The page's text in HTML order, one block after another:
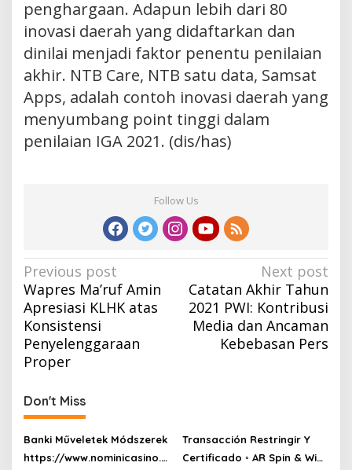
penghargaan. Adapun lebih dari 80
inovasi daerah yang didaftarkan dan
dinilai menjadi faktor penentu penilaian
akhir. NTB Care, NTB satu data, Samsat
Apps, adalah contoh inovasi daerah yang
menyumbang point tinggi dalam
penilaian IGA 2021. (dis/has)
Follow Us
Post
navigation
Previous post
Wapres Ma’ruf Amin
Apresiasi KLHK atas
Konsistensi
Penyelenggaraan
Proper
Next post
Catatan Akhir Tahun
2021 PWI: Kontribusi
Media dan Ancaman
Kebebasan Pers
Don't Miss
Banki Műveletek Módszerek
https://www.nominicasino.h
Transacción Restringir ​​Y
Certificado ◦ AR Spin & Win